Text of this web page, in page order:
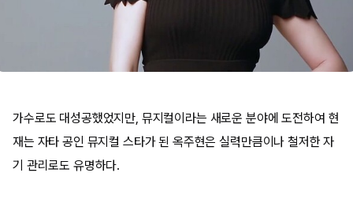
가수로도 대성공했었지만, 뮤지컬이라는 새로운 분야에 도전하여 현
재는 자타 공인 뮤지컬 스타가 된 옥주현은 실력만큼이나 철저한 자
기 관리로도 유명하다.